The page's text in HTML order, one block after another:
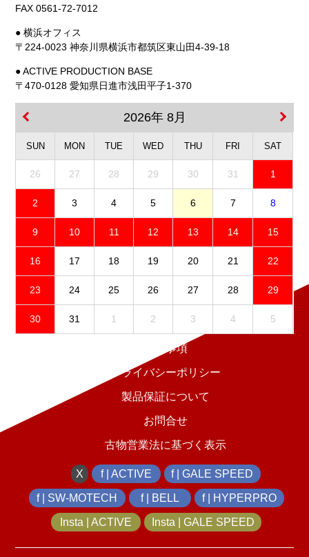
FAX 0561-72-7012
● 横浜オフィス
〒224-0023 神奈川県横浜市都筑区東山田4-39-18
● ACTIVE PRODUCTION BASE
〒470-0128 愛知県日進市浅田平子1-370
2026年 8月
SUN MON TUE WED THU FRI SAT
26 27 28 29 30 31 1
2 3 4 5 6 7 8
9 10 11 12 13 14 15
16 17 18 19 20 21 22
23 24 25 26 27 28 29
30 31 1 2 3 4 5
免責事項
プライバシーポリシー
製品保証について
お問合せ
古物営業法に基づく表示
X f | ACTIVE f | GALE SPEED
f | SW-MOTECH f | BELL f | HYPERPRO
Insta | ACTIVE Insta | GALE SPEED